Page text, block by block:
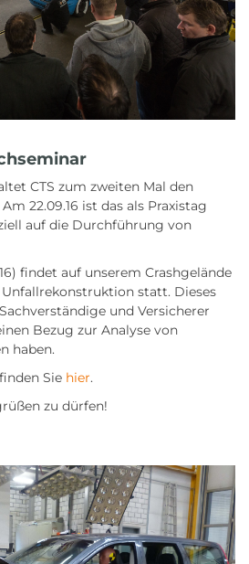
CTS zum zweiten Mal den
22.09.16 ist das als Praxistag
auf die Durchführung von
findet auf unserem Crashgelände
statt. Dieses
und Versicherer
Bezug zur Analyse von
haben.
Sie hier.
zu dürfen!